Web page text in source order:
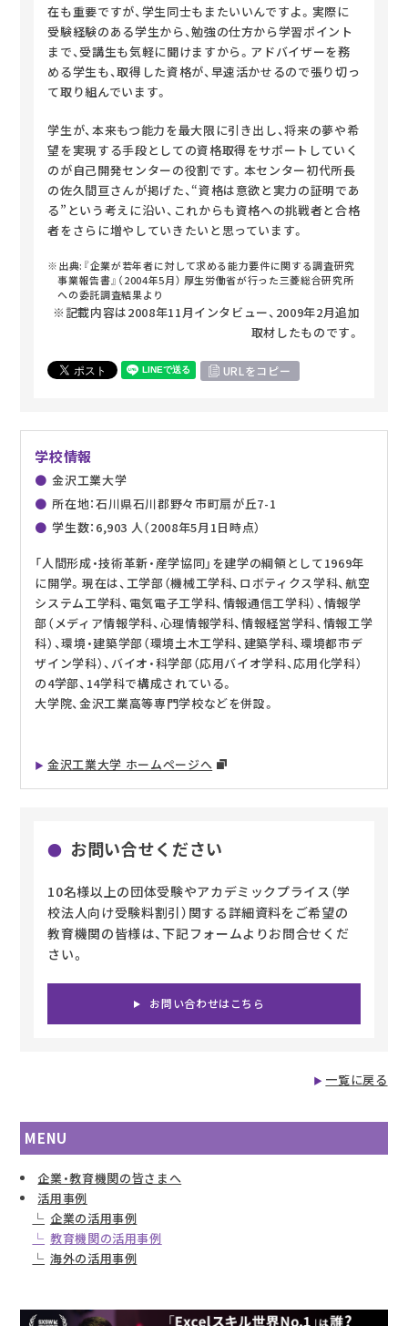
在も重要ですが、学生同士もまたいいんですよ。実際に
受験経験のある学生から、勉強の仕方から学習ポイント
まで、受講生も気軽に聞けますから。アドバイザーを務
める学生も、取得した資格が、早速活かせるので張り切っ
て取り組んでいます。
学生が、本来もつ能力を最大限に引き出し、将来の夢や希
望を実現する手段としての資格取得をサポートしていく
のが自己開発センターの役割です。本センター初代所長
の佐久間亘さんが掲げた、“資格は意欲と実力の証明であ
る”という考えに沿い、これからも資格への挑戦者と合格
者をさらに増やしていきたいと思っています。
※出典:『企業が若年者に対して求める能力要件に関する調査研究
事業報告書』（2004年5月） 厚生労働省が行った三菱総合研究所
への委託調査結果より
※記載内容は2008年11月インタビュー、2009年2月追加
取材したものです。
URLをコピー
学校情報
金沢工業大学
所在地：石川県石川郡野々市町扇が丘7-1
学生数：6,903 人（2008年5月1日時点）
「人間形成・技術革新・産学協同」を建学の綱領として1969年
に開学。現在は、工学部（機械工学科、ロボティクス学科、航空
システム工学科、電気電子工学科、情報通信工学科）、情報学
部（メディア情報学科、心理情報学科、情報経営学科、情報工学
科）、環境・建築学部（環境土木工学科、建築学科、環境都市デ
ザイン学科）、バイオ・科学部（応用バイオ学科、応用化学科）
の4学部、14学科で構成されている。
大学院、金沢工業高等専門学校などを併設。
金沢工業大学 ホームページへ
お問い合せください
10名様以上の団体受験やアカデミックプライス（学
校法人向け受験料割引）関する詳細資料をご希望の
教育機関の皆様は、下記フォームよりお問合せくだ
さい。
お問い合わせはこちら
一覧に戻る
MENU
企業・教育機関の皆さまへ
活用事例
企業の活用事例
教育機関の活用事例
海外の活用事例